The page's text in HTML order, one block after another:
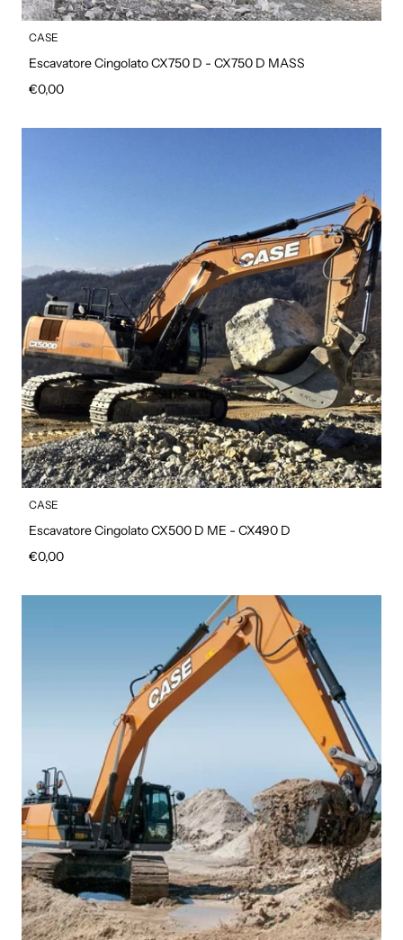
CASE
Escavatore Cingolato CX750 D - CX750 D MASS
Prezzo regolare
€0,00
CASE
Escavatore Cingolato CX500 D ME - CX490 D
Prezzo regolare
€0,00